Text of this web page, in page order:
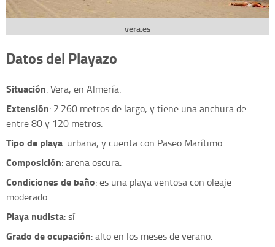
vera.es
Datos del Playazo
Situación: Vera, en Almería.
Extensión: 2.260 metros de largo, y tiene una anchura de
entre 80 y 120 metros.
Tipo de playa: urbana, y cuenta con Paseo Marítimo.
Composición: arena oscura.
Condiciones de baño: es una playa ventosa con oleaje
moderado.
Playa nudista: sí
Grado de ocupación: alto en los meses de verano.